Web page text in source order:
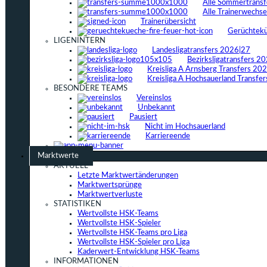
Alle
Alle
Trainerübersicht
LIGENINTERN
Landesligatransfers 2026|27
Bezirksligatransfers
Kreisliga A Arnsberg Transfers
Kreisliga A Hochsauerland
BESONDERE TEAMS
Vereinslos
Unbekannt
Pausiert
Nicht im Hochsauerland
Karriereende
Marktwerte
AKTUELL
Letzte Marktwertänderungen
Marktwertsprünge
Marktwertverluste
STATISTIKEN
Wertvollste HSK-Teams
Wertvollste HSK-Spieler
Wertvollste HSK-Teams pro Liga
Wertvollste HSK-Spieler pro Liga
Kaderwert-Entwicklung HSK-Teams
INFORMATIONEN